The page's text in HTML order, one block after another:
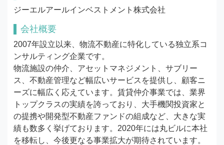
ジーエルアールインベストメント株式会社
会社概要
2007年設立以来、物流不動産に特化している独立系コ
ンサルティング企業です。
物流施設の仲介、アセットマネジメント、サブリー
ス、不動産管理など幅広いサービスを提供し、顧客ニ
ーズに幅広く応えています。賃貸仲介事業では、業界
トップクラスの実績を誇っており、大手機関投資家と
の提携や開発型不動産ファンドの組成など、大きな実
績も数多く挙げております。2020年には丸ビルに本社
を移転し、今後更なる事業拡大が期待されています。